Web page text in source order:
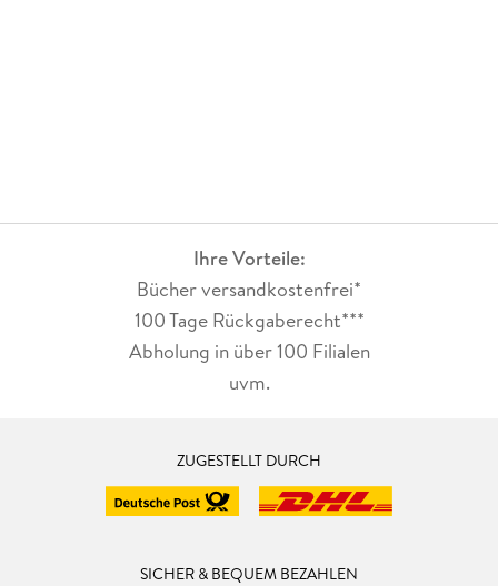
Ihre Vorteile:
Bücher versandkostenfrei*
100 Tage Rückgaberecht***
Abholung in über 100 Filialen
uvm.
ZUGESTELLT DURCH
SICHER & BEQUEM BEZAHLEN